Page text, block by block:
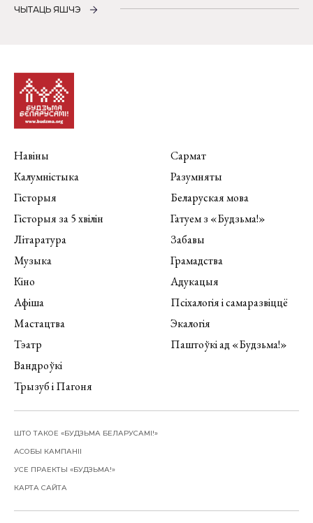
ЧЫТАЦЬ ЯШЧЭ
Навіны
Калумністыка
Гісторыя
Гісторыя за 5 хвілін
Літаратура
Музыка
Кіно
Афіша
Мастацтва
Тэатр
Вандроўкі
Трызуб і Пагоня
Сармат
Разумняты
Беларуская мова
Гатуем з «Будзьма!»
Забавы
Грамадства
Адукацыя
Псіхалогія і самаразвіццё
Экалогія
Паштоўкі ад «Будзьма!»
ШТО ТАКОЕ «БУДЗЬМА БЕЛАРУСАМІ!»
АСОБЫ КАМПАНІІ
УСЕ ПРАЕКТЫ «БУДЗЬМА!»
КАРТА САЙТА